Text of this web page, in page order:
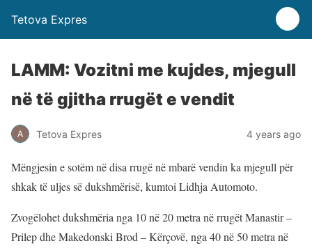
Tetova Expres
LAMM: Vozitni me kujdes, mjegull
në të gjitha rrugët e vendit
Tetova Expres 4 years ago
Mëngjesin e sotëm në disa rrugë në mbarë vendin ka mjegull për
shkak të uljes së dukshmërisë, kumtoi Lidhja Automoto.
Zvogëlohet dukshmëria nga 10 në 20 metra në rrugët Manastir –
Prilep dhe Makedonski Brod – Kërçovë, nga 40 në 50 metra në